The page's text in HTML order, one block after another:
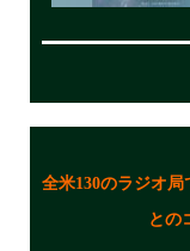
全米130のラジオ局
との